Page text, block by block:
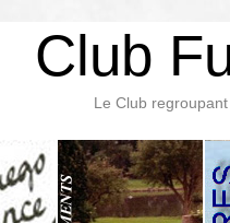
Club
Le Club